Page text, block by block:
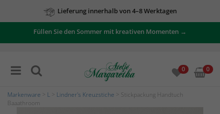
Lieferung innerhalb von 4–8 Werktagen
Zu unseren Angeboten
Füllen Sie den Sommer mit kreativen Momenten →
0 0
Markenware L Lindner's Kreuzstiche > Stickpackung Handtuch
Baaathroom